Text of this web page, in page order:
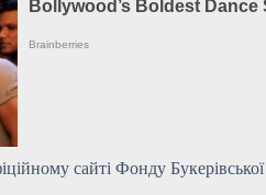
сайті Фонду Букерівської